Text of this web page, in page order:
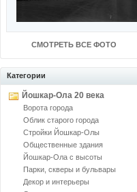
СМОТРЕТЬ ВСЕ ФОТО
Категории
Йошкар-Ола 20 века
Ворота города
Облик старого города
Стройки Йошкар-Олы
Общественные здания
Йошкар-Ола с высоты
Парки, скверы и бульвары
Декор и интерьеры